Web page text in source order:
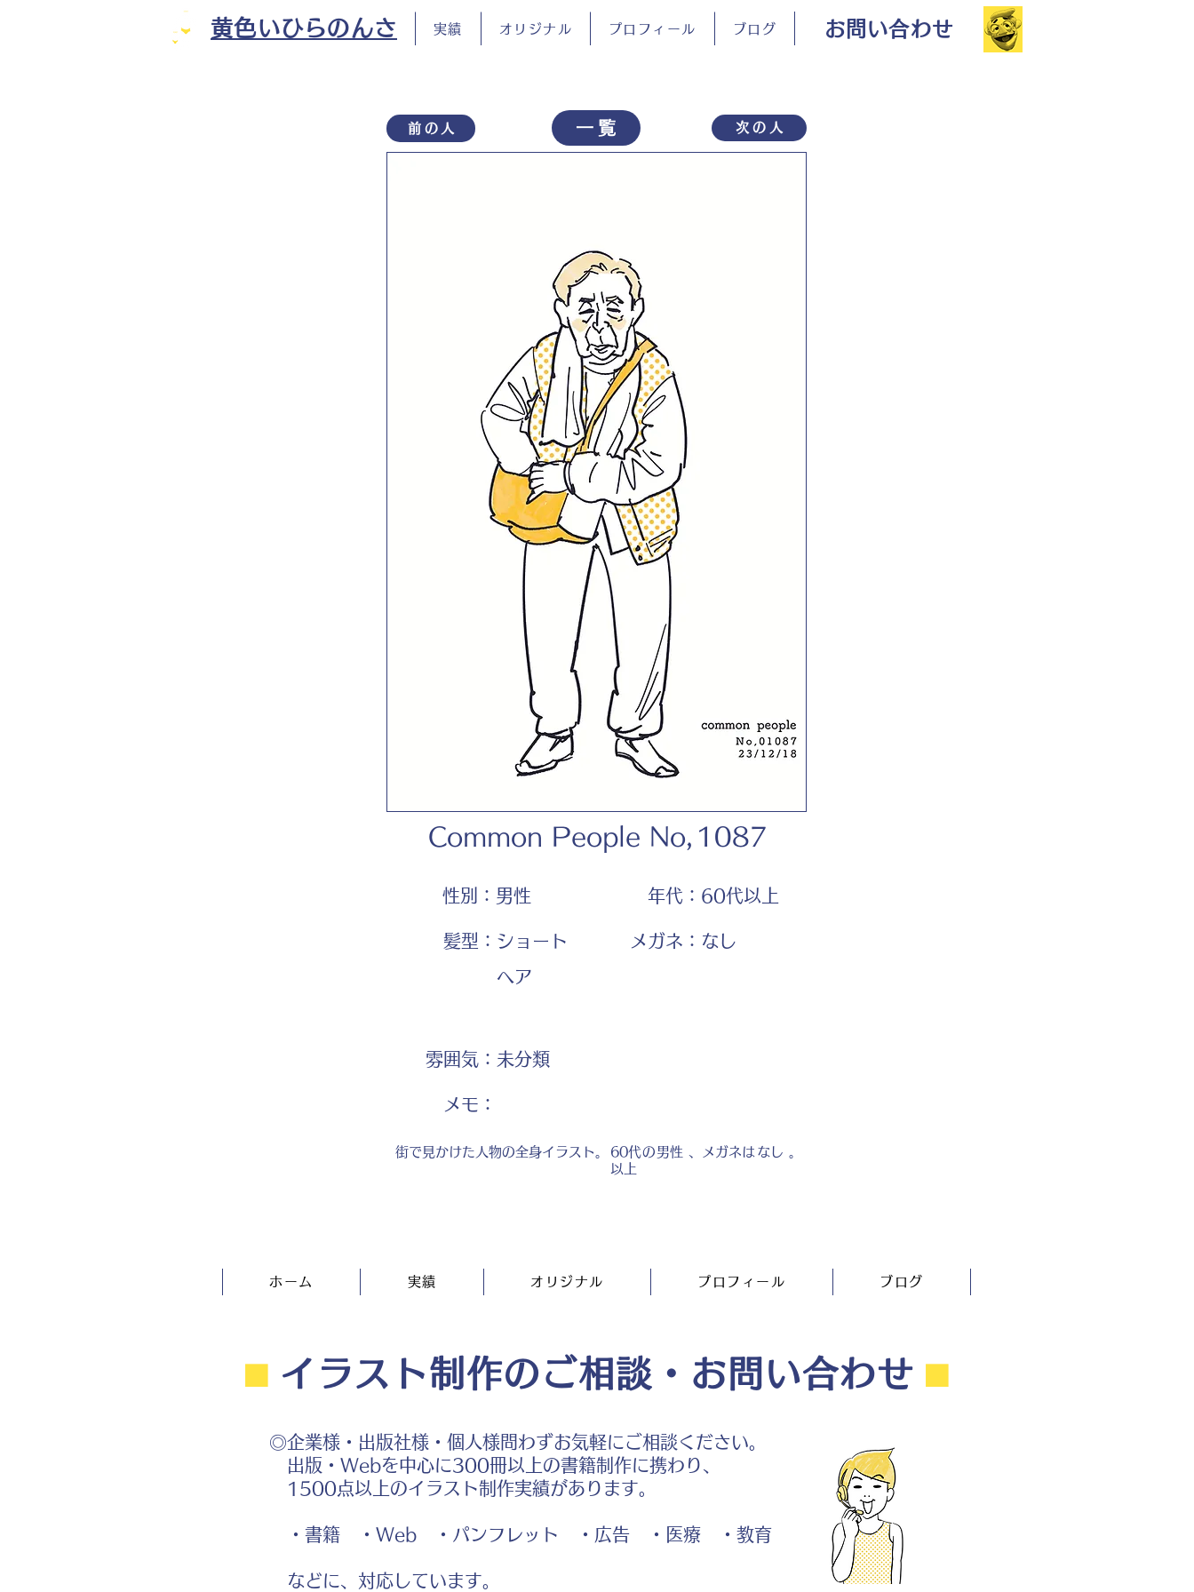
黄色いひらのんさ 実績 オリジナル プロフィール ブログ お問い合わせ
前の人 一覧 次の人
Common People No, 1087
性別： 男性
髪型： ショート
ヘア
年代： 60代以上
メガネ： なし
雰囲気： 未分類
​メモ：
街で見かけた人物の全身イラスト。
60代
以上
の 男性 、メガネは なし 。
ホーム 実績 オリジナル プロフィール ブログ
⬛︎ イラスト制作のご相談・お問い合わせ ⬛︎
◎企業様・出版社様・個人様問わずお気軽にご相談ください。
出版・Webを中心に300冊以上の書籍制作に携わり、
1500点以上のイラスト制作実績があります。
・書籍 ・Web ・パンフレット ・広告 ・医療 ・教育
などに、対応しています。